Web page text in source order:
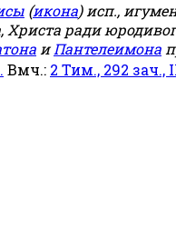
(икона) исп.,
Христа ради
иПантелеимона
Вмч.: 2 Тим., 292 зач.,